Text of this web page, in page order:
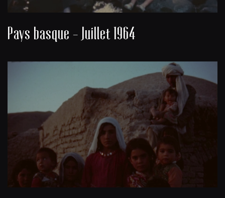
Pays basque - Juillet 1964